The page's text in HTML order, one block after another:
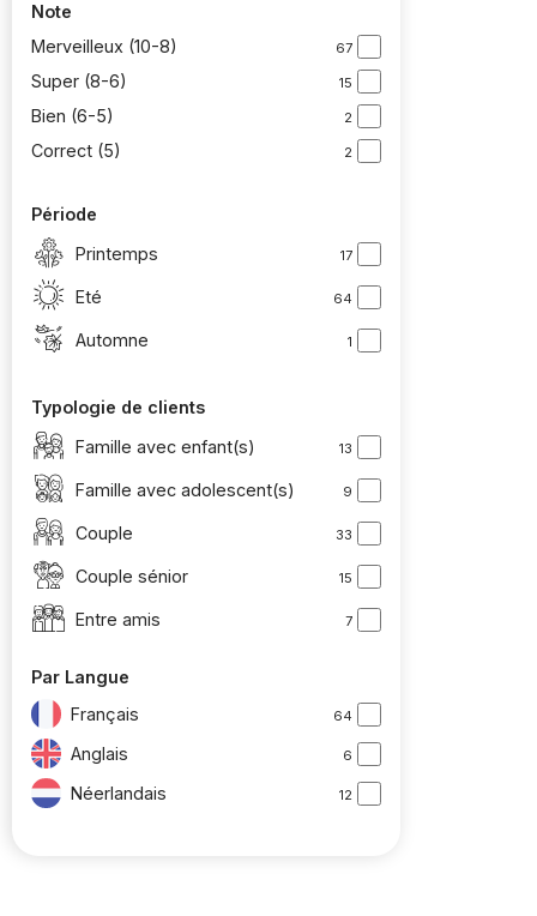
Note
Merveilleux (10-8)
67
Super (8-6) 15
Bien (6-5) 2
Correct (5) 2
Période
Printemps
17
Eté 64
Automne 1
Typologie de clients
Famille avec enfant(s)
13
Famille avec adolescent(s) 9
Couple 33
Couple sénior 15
Entre amis 7
Par Langue
Français
64
Anglais 6
Néerlandais 12